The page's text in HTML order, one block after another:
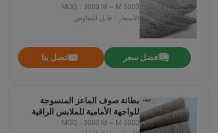
المنتجات
MOQ：3000 M ~ M 5000
الأسعار：قابل للتفاوض
افضل سعر اتصل بنا
بطانة صوف الماعز المنسوجة
للواجهة الأمامية للملابس الراقية
MOQ：3000 M ~ M 5000